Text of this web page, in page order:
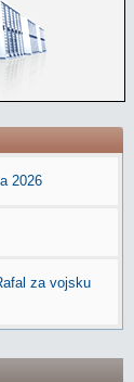
2026
za vojsku